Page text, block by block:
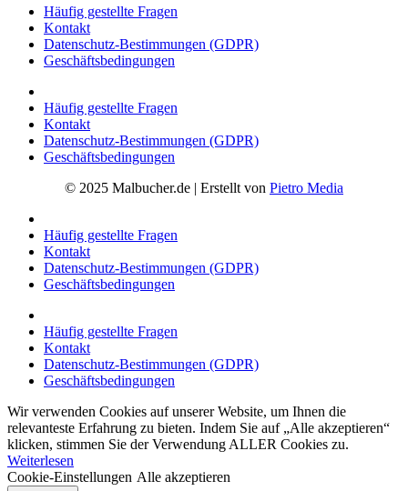
Häufig gestellte Fragen
Kontakt
Datenschutz-Bestimmungen (GDPR)
Geschäftsbedingungen
Häufig gestellte Fragen
Kontakt
Datenschutz-Bestimmungen (GDPR)
Geschäftsbedingungen
© 2025 Malbucher.de | Erstellt von Pietro Media
Häufig gestellte Fragen
Kontakt
Datenschutz-Bestimmungen (GDPR)
Geschäftsbedingungen
Häufig gestellte Fragen
Kontakt
Datenschutz-Bestimmungen (GDPR)
Geschäftsbedingungen
Wir verwenden Cookies auf unserer Website, um Ihnen die
relevanteste Erfahrung zu bieten. Indem Sie auf „Alle akzeptieren“
klicken, stimmen Sie der Verwendung ALLER Cookies zu.
Weiterlesen
Cookie-Einstellungen Alle akzeptieren